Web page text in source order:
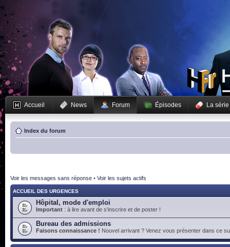
Accueil News Forum Épisodes La série
Index du forum
Voir les messages sans réponse • Voir les sujets actifs
ACCUEIL DES URGENCES
Hôpital, mode d'emploi
Important : à lire avant de s'inscrire et de poster !
Bureau des admissions
Faisons connaissance ! Nouvel arrivant ? Venez vous présenter dans ce